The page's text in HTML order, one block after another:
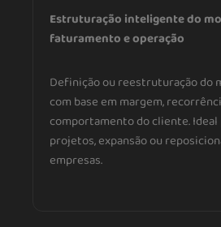
Estruturação inteligente do
faturamento e operação
Definição ou reestruturação do
com base em margem,
comportamento do cliente. Ideal
projetos, expansão ou
empresas.